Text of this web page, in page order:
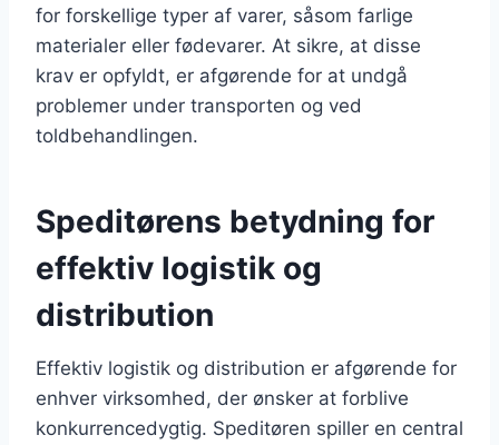
for forskellige typer af varer, såsom farlige
materialer eller fødevarer. At sikre, at disse
krav er opfyldt, er afgørende for at undgå
problemer under transporten og ved
toldbehandlingen.
Speditørens betydning for
effektiv logistik og
distribution
Effektiv logistik og distribution er afgørende for
enhver virksomhed, der ønsker at forblive
konkurrencedygtig. Speditøren spiller en central